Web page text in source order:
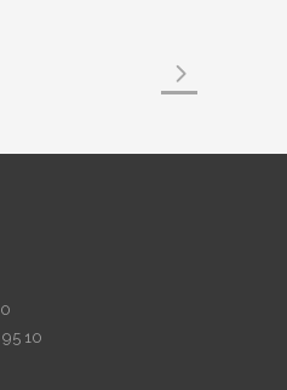
95 10